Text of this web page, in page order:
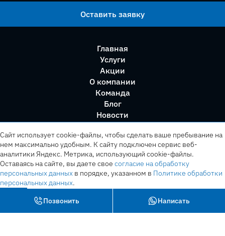
Оставить заявку
Главная
Услуги
Акции
О компании
Команда
Блог
Новости
Позвонить Написать
Сайт использует cookie-файлы, чтобы сделать ваше пребывание на
нем максимально удобным. К cайту подключен сервис веб-
аналитики Яндекс. Метрика, использующий cookie-файлы.
Оставаясь на сайте, вы даете свое согласие на обработку
персональных данных в порядке, указанном в Политике обработки
персональных данных.